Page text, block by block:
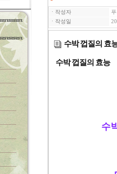
ㆍ작성자
ㆍ작성일
수박 껍질의 효
수박 껍질의 효능
수